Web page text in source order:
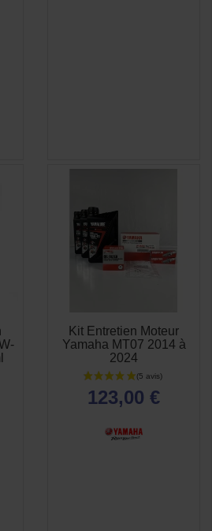
Kit Entretien Moteur
Yamaha MT07 2014 à
2024
123,00 €
APERÇU
RAPIDE